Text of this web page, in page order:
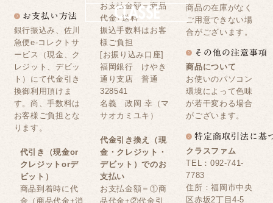
銀行振込み、佐川
急便e-コレクトサ
ービス（現金、ク
レジット、デビッ
ト）にて代金引き
換御利用頂けま
す。尚、手数料は
お客様ご負担とな
ります。
代引き（現金or
クレジットorデ
ビット）
商品到着時に代
金（商品代金+消
お支払金額＝商品
代金+送料
振込手数料はお客
様ご負担
[お振り込み口座]
福岡銀行 けやき
通り支店 普通
328541
名義 政岡 幸（マ
サオカミユキ）
代金引き換え（現
金・クレジット・
デビット）でのお
支払い
お支払金額＝①商
品代金+②代金引
商品の在庫がなく
ご用意できない場
合がございます。
商品について
お使いのパソコン
環境によって色味
が若干変わる場合
がございます。
クラスファム
TEL：092-741-
7783
住所：福岡市中央
区赤坂2丁目4-5